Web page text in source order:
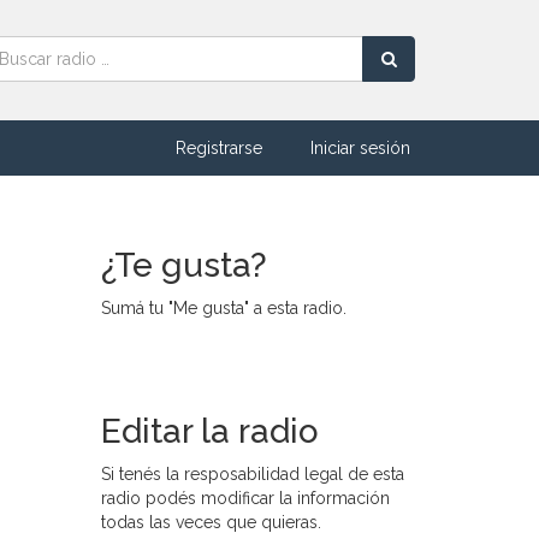
Registrarse Iniciar sesión
¿Te gusta?
Sumá tu "Me gusta" a esta radio.
Editar la radio
Si tenés la resposabilidad legal de esta
radio podés modificar la información
todas las veces que quieras.